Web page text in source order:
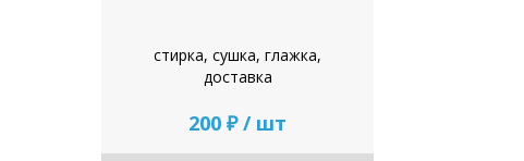
стирка, сушка, глажка,
доставка
200 ₽ / шт